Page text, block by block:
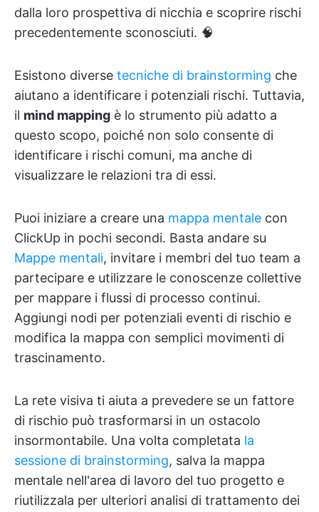
dalla loro prospettiva di nicchia e scoprire rischi
precedentemente sconosciuti. 🧠
Esistono diverse tecniche di brainstorming che
aiutano a identificare i potenziali rischi. Tuttavia,
il mind mapping è lo strumento più adatto a
questo scopo, poiché non solo consente di
identificare i rischi comuni, ma anche di
visualizzare le relazioni tra di essi.
Puoi iniziare a creare una mappa mentale con
ClickUp in pochi secondi. Basta andare su
Mappe mentali, invitare i membri del tuo team a
partecipare e utilizzare le conoscenze collettive
per mappare i flussi di processo continui.
Aggiungi nodi per potenziali eventi di rischio e
modifica la mappa con semplici movimenti di
trascinamento.
La rete visiva ti aiuta a prevedere se un fattore
di rischio può trasformarsi in un ostacolo
insormontabile. Una volta completata la
sessione di brainstorming, salva la mappa
mentale nell'area di lavoro del tuo progetto e
riutilizzala per ulteriori analisi di trattamento dei